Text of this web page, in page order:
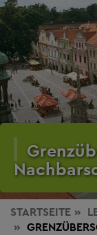
STARTSEITE